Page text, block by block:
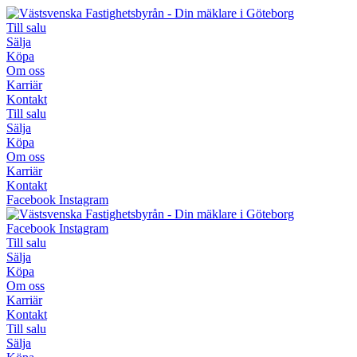
Hoppa
till
innehåll
Till salu
Sälja
Köpa
Om oss
Karriär
Kontakt
Till salu
Sälja
Köpa
Om oss
Karriär
Kontakt
Facebook Instagram
Facebook Instagram
Till salu
Sälja
Köpa
Om oss
Karriär
Kontakt
Till salu
Sälja